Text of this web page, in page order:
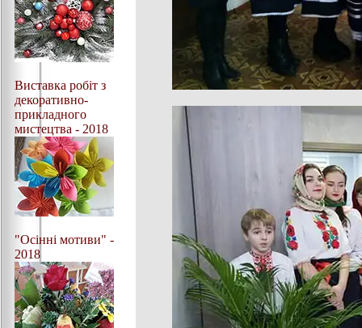
Виставка робіт з
декоративно-
прикладного
мистецтва - 2018
"Осінні мотиви" -
2018